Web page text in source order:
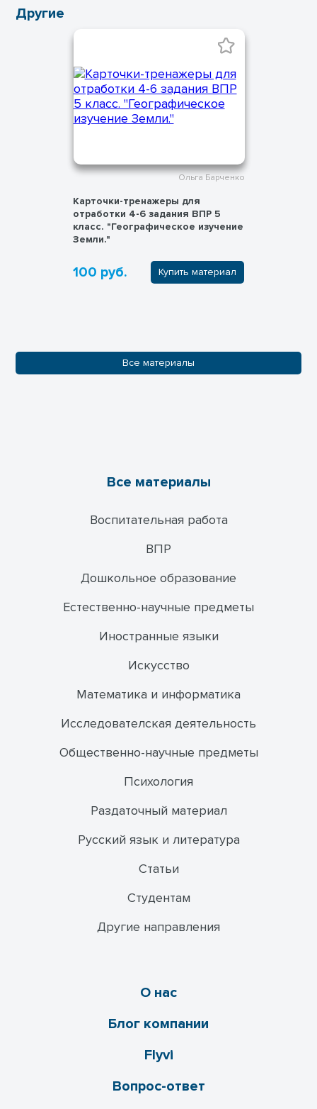
Другие
Ольга Барченко
Карточки-тренажеры для
отработки 4-6 задания ВПР 5
класс. "Географическое изучение
Земли."
100 руб. Купить материал
Все материалы
Все материалы
Воспитательная работа
ВПР
Дошкольное образование
Естественно-научные предметы
Иностранные языки
Искусство
Математика и информатика
Исследователская деятельность
Общественно-научные предметы
Психология
Раздаточный материал
Русский язык и литература
Статьи
Студентам
Другие направления
О нас
Блог компании
Flyvi
Вопрос-ответ